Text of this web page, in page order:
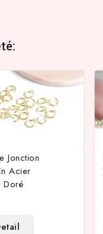
Jonction
Acier
Doré